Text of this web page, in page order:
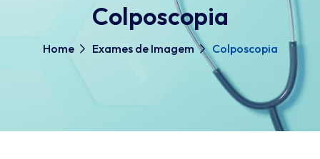
Colposcopia
Home Exames de Imagem Colposcopia